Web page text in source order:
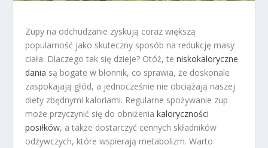
Zupy na odchudzanie zyskują coraz większą
popularność jako skuteczny sposób na redukcję masy
ciała. Dlaczego tak się dzieje? Otóż, teniskokaloryczne
dania są bogate w błonnik, co sprawia, że doskonale
zaspokajają głód, a jednocześnie nie obciążają naszej
diety zbędnymi kaloriami. Regularne spożywanie zup
może przyczynić się do obniżeniakaloryczności
posiłków, a także dostarczyć cennych składników
odżywczych, które wspierają metabolizm. Warto